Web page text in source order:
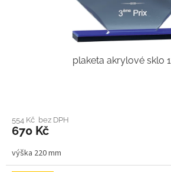
plaketa akrylové sklo
554 Kč bez DPH
670 Kč
výška 220 mm